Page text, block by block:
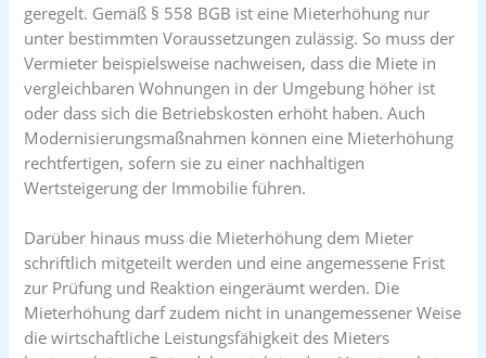
geregelt. Gemäß § 558 BGB ist eine Mieterhöhung nur
unter bestimmten Voraussetzungen zulässig. So muss der
Vermieter beispielsweise nachweisen, dass die Miete in
vergleichbaren Wohnungen in der Umgebung höher ist
oder dass sich die Betriebskosten erhöht haben. Auch
Modernisierungsmaßnahmen können eine Mieterhöhung
rechtfertigen, sofern sie zu einer nachhaltigen
Wertsteigerung der Immobilie führen.
Darüber hinaus muss die Mieterhöhung dem Mieter
schriftlich mitgeteilt werden und eine angemessene Frist
zur Prüfung und Reaktion eingeräumt werden. Die
Mieterhöhung darf zudem nicht in unangemessener Weise
die wirtschaftliche Leistungsfähigkeit des Mieters